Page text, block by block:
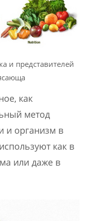
и представителей
как
метод
и организм в
как в
или даже в